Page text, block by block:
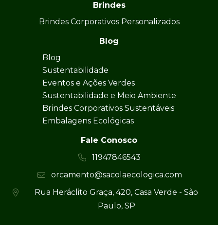
Brindes
Brindes Corporativos Personalizados
Blog
Blog
Sustentabilidade
Eventos e Ações Verdes
Sustentabilidade e Meio Ambiente
Brindes Corporativos Sustentáveis
Embalagens Ecológicas
Fale Conosco
11947846543
orcamento@sacolaecologica.com
Rua Heráclito Graça, 420, Casa Verde - São
Paulo, SP